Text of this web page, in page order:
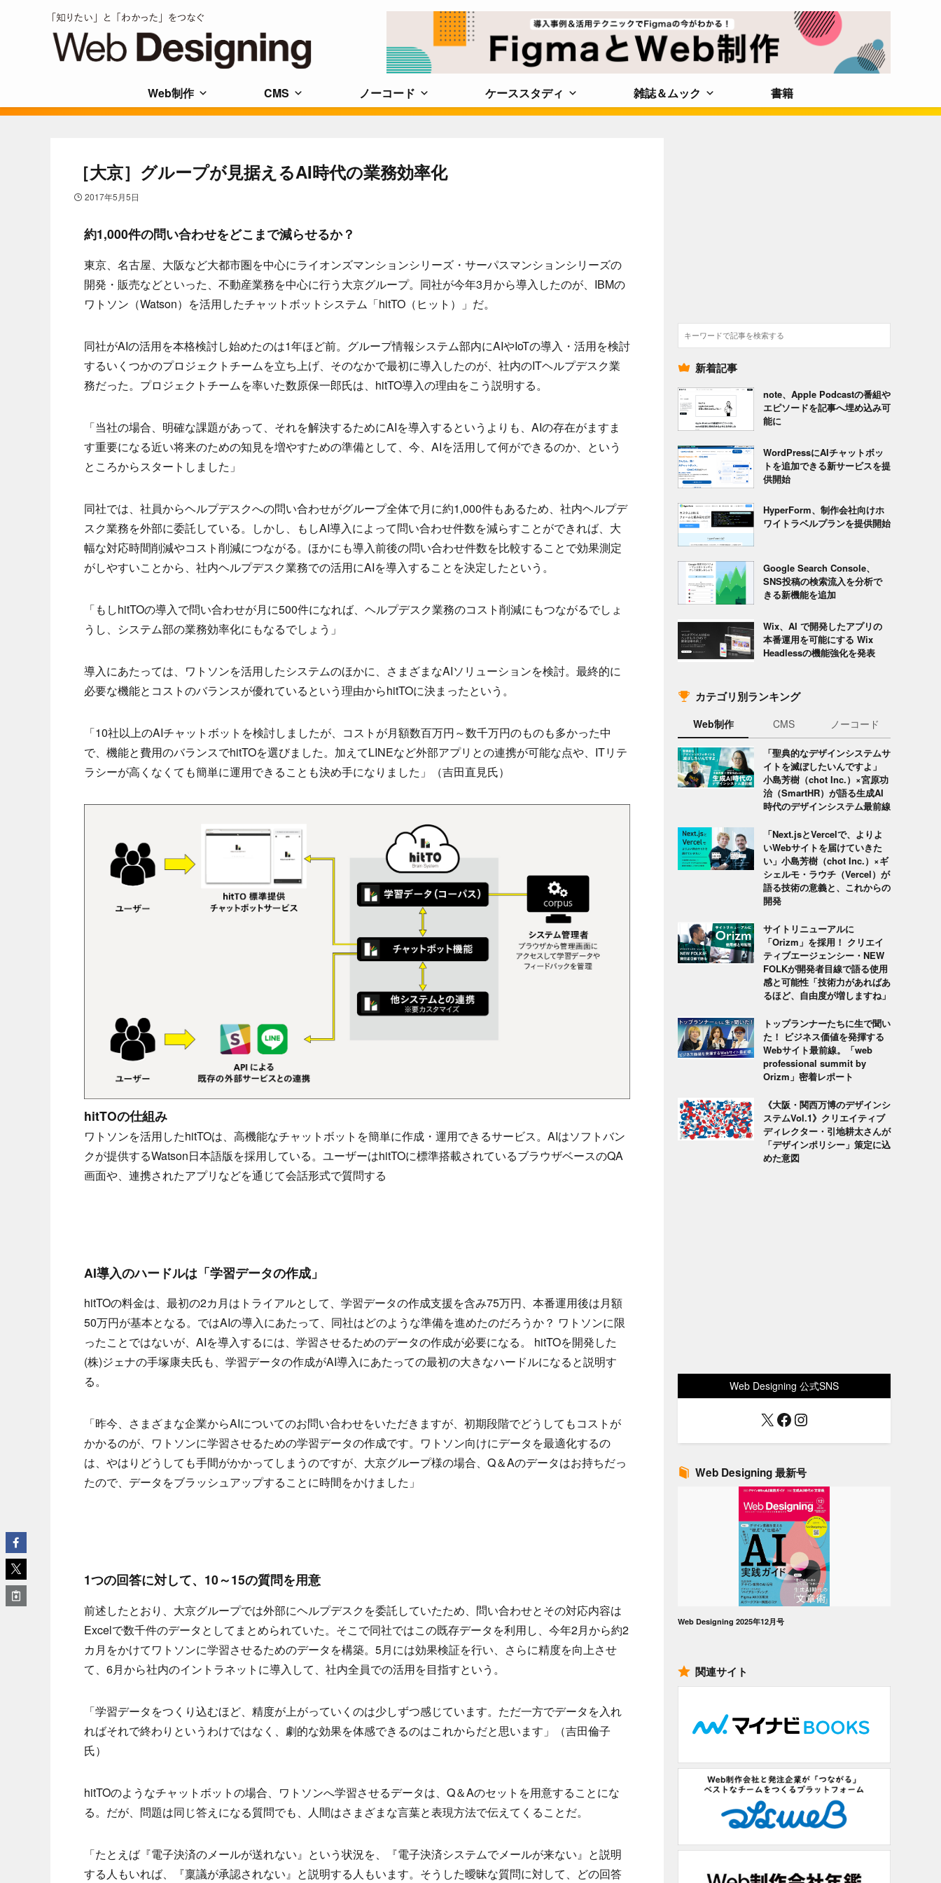
Web制作 CMS ノーコード ケーススタディ 雑誌＆ムック 書籍
［大京］グループが見据えるAI時代の業務効率化
2017年5月5日
約1,000件の問い合わせをどこまで減らせるか？
東京、名古屋、大阪など大都市圏を中心にライオンズマンションシリーズ・サーパスマンションシリーズの
開発・販売などといった、不動産業務を中心に行う大京グループ。同社が今年3月から導入したのが、IBMの
ワトソン（Watson）を活用したチャットボットシステム「hitTO（ヒット）」だ。
同社がAIの活用を本格検討し始めたのは1年ほど前。グループ情報システム部内にAIやIoTの導入・活用を検討
するいくつかのプロジェクトチームを立ち上げ、そのなかで最初に導入したのが、社内のITヘルプデスク業
務だった。プロジェクトチームを率いた数原保一郎氏は、hitTO導入の理由をこう説明する。
「当社の場合、明確な課題があって、それを解決するためにAIを導入するというよりも、AIの存在がますま
す重要になる近い将来のための知見を増やすための準備として、今、AIを活用して何ができるのか、という
ところからスタートしました」
同社では、社員からヘルプデスクへの問い合わせがグループ全体で月に約1,000件もあるため、社内ヘルプデ
スク業務を外部に委託している。しかし、もしAI導入によって問い合わせ件数を減らすことができれば、大
幅な対応時間削減やコスト削減につながる。ほかにも導入前後の問い合わせ件数を比較することで効果測定
がしやすいことから、社内ヘルプデスク業務での活用にAIを導入することを決定したという。
「もしhitTOの導入で問い合わせが月に500件になれば、ヘルプデスク業務のコスト削減にもつながるでしょ
うし、システム部の業務効率化にもなるでしょう」
導入にあたっては、ワトソンを活用したシステムのほかに、さまざまなAIソリューションを検討。最終的に
必要な機能とコストのバランスが優れているという理由からhitTOに決まったという。
「10社以上のAIチャットボットを検討しましたが、コストが月額数百万円～数千万円のものも多かった中
で、機能と費用のバランスでhitTOを選びました。加えてLINEなど外部アプリとの連携が可能な点や、ITリテ
ラシーが高くなくても簡単に運用できることも決め手になりました」（吉田直見氏）
hitTOの仕組み
ワトソンを活用したhitTOは、高機能なチャットボットを簡単に作成・運用できるサービス。AIはソフトバン
クが提供するWatson日本語版を採用している。ユーザーはhitTOに標準搭載されているブラウザベースのQA
画面や、連携されたアプリなどを通じて会話形式で質問する
AI導入のハードルは「学習データの作成」
hitTOの料金は、最初の2カ月はトライアルとして、学習データの作成支援を含み75万円、本番運用後は月額
50万円が基本となる。ではAIの導入にあたって、同社はどのような準備を進めたのだろうか？ ワトソンに限
ったことではないが、AIを導入するには、学習させるためのデータの作成が必要になる。 hitTOを開発した
(株)ジェナの手塚康夫氏も、学習データの作成がAI導入にあたっての最初の大きなハードルになると説明す
る。
「昨今、さまざまな企業からAIについてのお問い合わせをいただきますが、初期段階でどうしてもコストが
かかるのが、ワトソンに学習させるための学習データの作成です。ワトソン向けにデータを最適化するの
は、やはりどうしても手間がかかってしまうのですが、大京グループ様の場合、Q＆Aのデータはお持ちだっ
たので、データをブラッシュアップすることに時間をかけました」
1つの回答に対して、10～15の質問を用意
前述したとおり、大京グループでは外部にヘルプデスクを委託していたため、問い合わせとその対応内容は
Excelで数千件のデータとしてまとめられていた。そこで同社ではこの既存データを利用し、今年2月から約2
カ月をかけてワトソンに学習させるためのデータを構築。5月には効果検証を行い、さらに精度を向上させ
て、6月から社内のイントラネットに導入して、社内全員での活用を目指すという。
「学習データをつくり込むほど、精度が上がっていくのは少しずつ感じています。ただ一方でデータを入れ
ればそれで終わりというわけではなく、劇的な効果を体感できるのはこれからだと思います」（吉田倫子
氏）
hitTOのようなチャットボットの場合、ワトソンへ学習させるデータは、Q＆Aのセットを用意することにな
る。だが、問題は同じ答えになる質問でも、人間はさまざまな言葉と表現方法で伝えてくることだ。
「たとえば『電子決済のメールが送れない』という状況を、『電子決済システムでメールが来ない』と説明
する人もいれば、『稟議が承認されない』と説明する人もいます。そうした曖昧な質問に対して、どの回答
検
索
新着記事
note、Apple Podcastの番組や
エピソードを記事へ埋め込み可
能に
WordPressにAIチャットボッ
トを追加できる新サービスを提
供開始
HyperForm、制作会社向けホ
ワイトラベルプランを提供開始
Google Search Console、
SNS投稿の検索流入を分析で
きる新機能を追加
Wix、AI で開発したアプリの
本番運用を可能にする Wix
Headlessの機能強化を発表
カテゴリ別ランキング
Web制作 CMS ノーコード
「聖典的なデザインシステムサ
イトを滅ぼしたいんですよ」
小島芳樹（chot Inc.）×宮原功
治（SmartHR）が語る生成AI
時代のデザインシステム最前線
「Next.jsとVercelで、よりよ
いWebサイトを届けていきた
い」小島芳樹（chot Inc.）×ギ
シェルモ・ラウチ（Vercel）が
語る技術の意義と、これからの
開発
サイトリニューアルに
「Orizm」を採用！ クリエイ
ティブエージェンシー・NEW
FOLKが開発者目線で語る使用
感と可能性「技術力があればあ
るほど、自由度が増しますね」
トップランナーたちに生で聞い
た！ ビジネス価値を発揮する
Webサイト最前線。「web
professional summit by
Orizm」密着レポート
《大阪・関西万博のデザインシ
ステムVol.1》クリエイティブ
ディレクター・引地耕太さんが
「デザインポリシー」策定に込
めた意図
Web Designing 公式SNS
X Facebook
Instagram
Web Designing 最新号
Web Designing 2025年12月号
関連サイト